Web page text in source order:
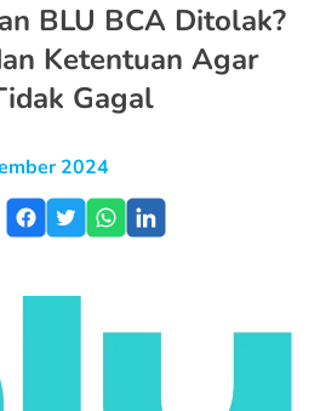
BLU BCA Ditolak?
Ketentuan Agar
Gagal
2024